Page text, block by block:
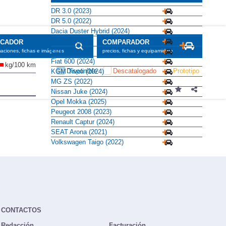
fichas e imágenes
COMPARADOR
precios, fichas y equipamiento
Disponible Descatalogado Prototipo
kg/100 km
DR 3.0 (2023)
DR 5.0 (2022)
Dacia Duster Hybrid (2024)
EVO 4 (2024)
EVO 5 (2024)
Fiat 600 (2024)
KGM Tivoli (2024)
MG ZS (2022)
Nissan Juke (2024)
Opel Mokka (2025)
Peugeot 2008 (2023)
Renault Captur (2024)
SEAT Arona (2021)
Volkswagen Taigo (2022)
CONTACTOS